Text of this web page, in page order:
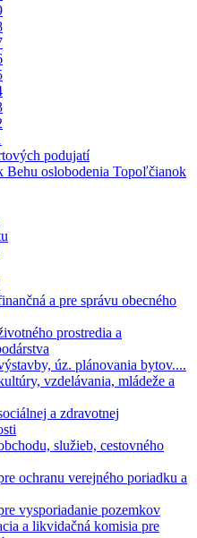
podujatí
Behu oslobodenia Topoľčianok
a pre správu obecného
prostredia a
úz. plánovania bytov....
vzdelávania, mládeže a
a zdravotnej
služieb, cestovného
ochranu verejného poriadku a
vysporiadanie pozemkov
a likvidačná komisia pre